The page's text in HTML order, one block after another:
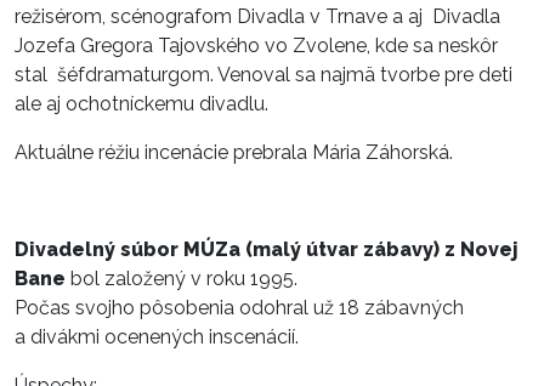
režisérom, scénografom Divadla v Trnave a aj Divadla
Jozefa Gregora Tajovského vo Zvolene, kde sa neskôr
stal šéfdramaturgom. Venoval sa najmä tvorbe pre deti
ale aj ochotníckemu divadlu.
Aktuálne réžiu incenácie prebrala Mária Záhorská.
Divadelný súbor MÚZa (malý útvar zábavy) z Novej
Bane bol založený v roku 1995.
Počas svojho pôsobenia odohral už 18 zábavných
a divákmi ocenených inscenácií.